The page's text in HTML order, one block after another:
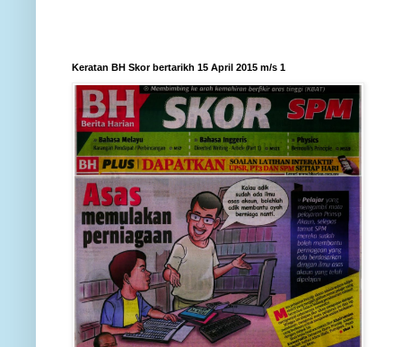
Keratan BH Skor bertarikh 15 April 2015 m/s 1